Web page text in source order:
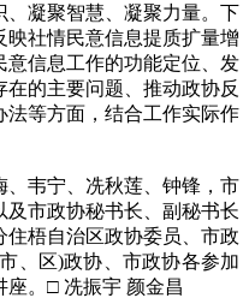
凝聚智慧、凝聚力量。下
社情民意信息提质扩量增
信息工作的功能定位、发
的主要问题、推动政协反
法等方面，结合工作实际作
韦宁、冼秋莲、钟锋，市
市政协秘书长、副秘书长
梧自治区政协委员、市政
、区)政协、市政协各参加
。□ 冼振宇 颜金昌